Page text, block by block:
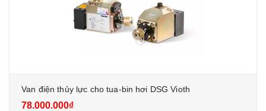
Van điện thủy lực cho tua-bin hơi DSG Vioth
78.000.000₫